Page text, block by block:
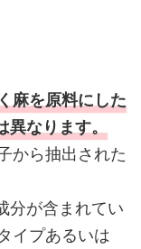
麻を原料にした
異なります。
から抽出された
分が含まれてい
イプあるいは